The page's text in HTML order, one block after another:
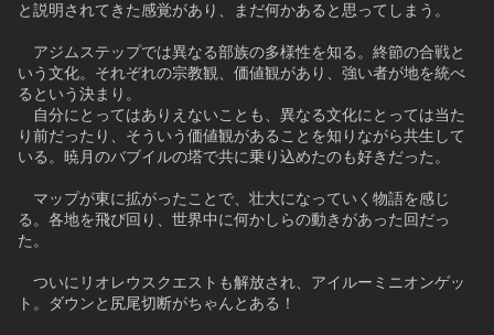
と説明されてきた感覚があり、まだ何かあると思ってしまう。
アジムステップでは異なる部族の多様性を知る。終節の合戦と
いう文化。それぞれの宗教観、価値観があり、強い者が地を統べ
るという決まり。
自分にとってはありえないことも、異なる文化にとっては当た
り前だったり、そういう価値観があることを知りながら共生して
いる。暁月のバブイルの塔で共に乗り込めたのも好きだった。
マップが東に拡がったことで、壮大になっていく物語を感じ
る。各地を飛び回り、世界中に何かしらの動きがあった回だっ
た。
ついにリオレウスクエストも解放され、アイルーミニオンゲッ
ト。ダウンと尻尾切断がちゃんとある！